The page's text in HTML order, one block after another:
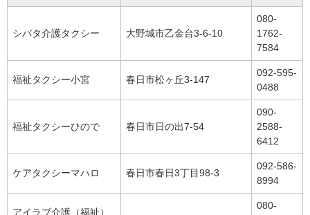
シバタ介護タクシー 大野城市乙金台3-6-10
080-
1762-
7584
福祉タクシー小宮 春日市松ヶ丘3-147
092-595-
0488
福祉タクシーひので 春日市日の出7-54
090-
2588-
6412
ケアタクシーマハロ 春日市春日3丁目98-3
092-586-
8994
アイラブ介護（福祉）
080-